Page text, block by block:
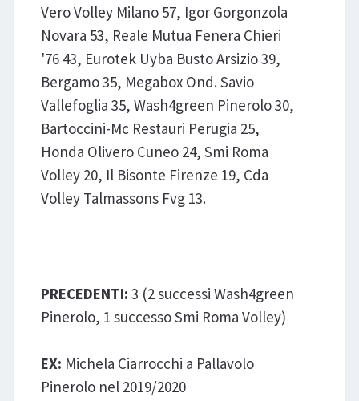
Vero Volley Milano 57, Igor Gorgonzola
Novara 53, Reale Mutua Fenera Chieri
'76 43, Eurotek Uyba Busto Arsizio 39,
Bergamo 35, Megabox Ond. Savio
Vallefoglia 35, Wash4green Pinerolo 30,
Bartoccini-Mc Restauri Perugia 25,
Honda Olivero Cuneo 24, Smi Roma
Volley 20, Il Bisonte Firenze 19, Cda
Volley Talmassons Fvg 13.
PRECEDENTI: 3 (2 successi Wash4green
Pinerolo, 1 successo Smi Roma Volley)
EX: Michela Ciarrocchi a Pallavolo
Pinerolo nel 2019/2020